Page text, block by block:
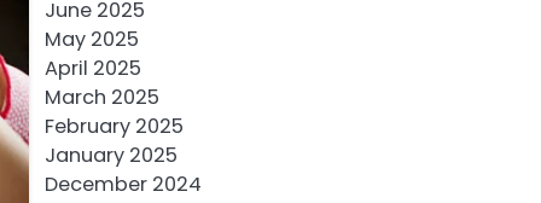
June 2025
May 2025
April 2025
March 2025
February 2025
January 2025
December 2024